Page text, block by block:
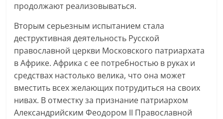
продолжают реализовываться.
Вторым серьезным испытанием стала
деструктивная деятельность Русской
православной церкви Московского патриархата
в Африке. Африка с ее потребностью в руках и
средствах настолько велика, что она может
вместить всех желающих потрудиться на своих
нивах. В отместку за признание патриархом
Александрийским Феодором II Православной